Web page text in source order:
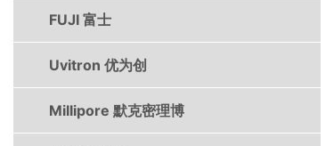
FUJI 富士
Uvitron 优为创
Millipore 默克密理博